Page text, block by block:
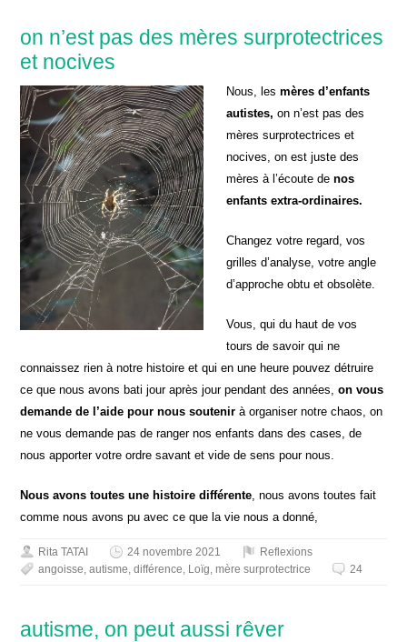
on n’est pas des mères surprotectrices
et nocives
Nous, les mères d’enfants
autistes, on n’est pas des
mères surprotectrices et
nocives, on est juste des
mères à l’écoute de nos
enfants extra-ordinaires.
Changez votre regard, vos
grilles d’analyse, votre angle
d’approche obtu et obsolète.
Vous, qui du haut de vos
tours de savoir qui ne
connaissez rien à notre histoire et qui en une heure pouvez détruire
ce que nous avons bati jour après jour pendant des années,on vous
demande de l’aide pour nous soutenir à organiser notre chaos, on
ne vous demande pas de ranger nos enfants dans des cases, de
nous apporter votre ordre savant et vide de sens pour nous.
Nous avons toutes une histoire différente, nous avons toutes fait
comme nous avons pu avec ce que la vie nous a donné,
Rita TATAI 24 novembre 2021
Reflexions
angoisse,autisme,différence, Loïg,mère surprotectrice 24
autisme, on peut aussi rêver